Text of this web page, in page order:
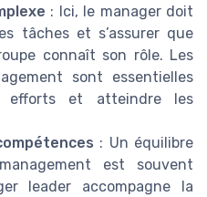
: Ici, le manager doit
tâches et s’assurer que
connaît son rôle. Les
sont essentielles
efforts et atteindre les
: Un équilibre
est souvent
leader accompagne la